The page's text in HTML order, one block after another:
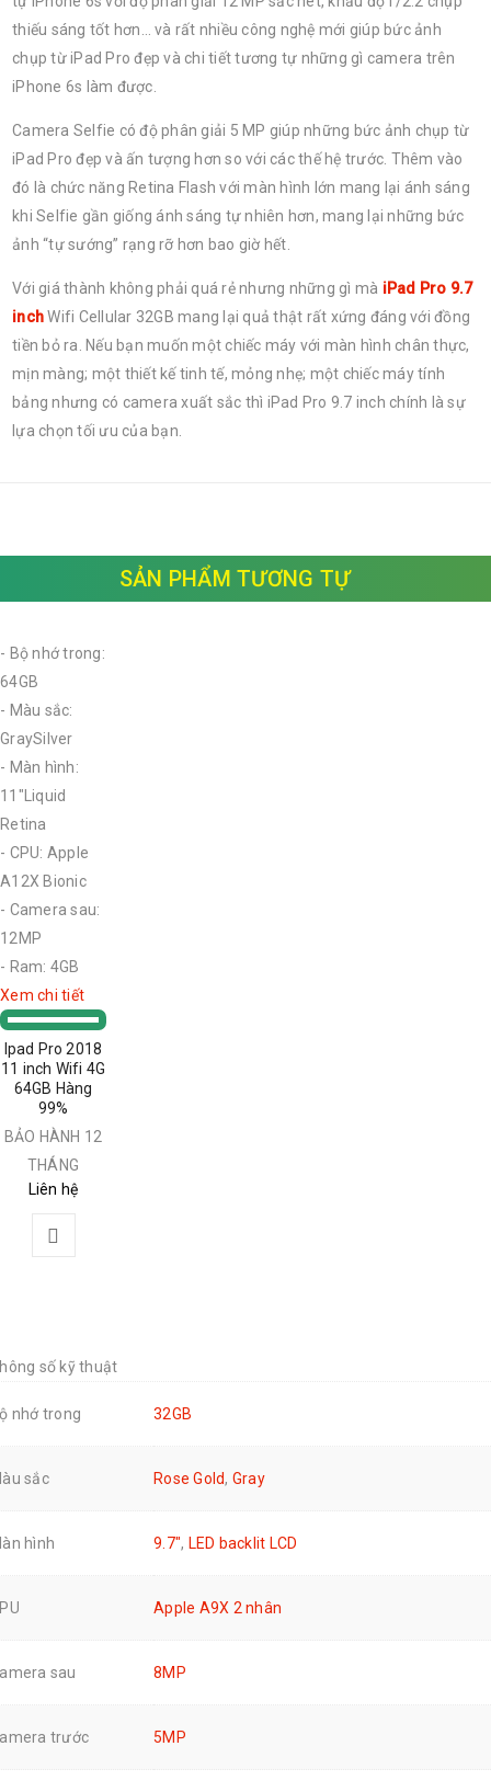
thiếu sáng tốt hơn… và rất nhiều công nghệ mới giúp bức ảnh
chụp từ iPad Pro đẹp và chi tiết tương tự những gì camera trên
iPhone 6s làm được.
Camera Selfie có độ phân giải 5 MP giúp những bức ảnh chụp từ
iPad Pro đẹp và ấn tượng hơn so với các thế hệ trước. Thêm vào
đó là chức năng Retina Flash với màn hình lớn mang lại ánh sáng
khi Selfie gần giống ánh sáng tự nhiên hơn, mang lại những bức
ảnh “tự sướng” rạng rỡ hơn bao giờ hết.
Với giá thành không phải quá rẻ nhưng những gì mà iPad Pro 9.7
inchWifi Cellular 32GB mang lại quả thật rất xứng đáng với đồng
tiền bỏ ra. Nếu bạn muốn một chiếc máy với màn hình chân thực,
mịn màng; một thiết kế tinh tế, mỏng nhẹ; một chiếc máy tính
bảng nhưng có camera xuất sắc thì iPad Pro 9.7 inch chính là sự
lựa chọn tối ưu của bạn.
SẢN PHẨM TƯƠNG TỰ
- Bộ nhớ trong:
64GB
- Màu sắc:
GraySilver
- Màn hình:
11"Liquid
Retina
- CPU: Apple
A12X Bionic
- Camera sau:
12MP
- Ram: 4GB
Xem chi tiết
Ipad Pro 2018
11 inch Wifi 4G
64GB Hàng
99%
BẢO HÀNH 12
THÁNG
Liên hệ
số kỹ thuật
nhớ trong 32GB
sắc Rose Gold, Gray
hình 9.7", LED backlit LCD
Apple A9X 2 nhân
sau 8MP
trước 5MP